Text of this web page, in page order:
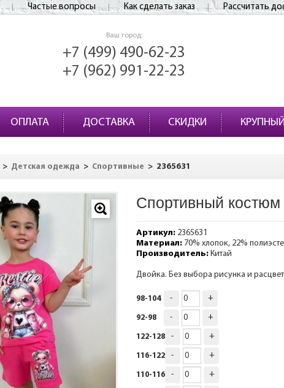
Частые вопросы Как сделать заказ Рассчитать
Ваш город:
+7 (499) 490-62-23
+7 (962) 991-22-23
ОПЛАТА ДОСТАВКА СКИДКИ
> Детская одежда > Спортивные > 2365631
Спортивный костюм
Артикул:2365631
Материал:70% хлопок, 22%
Производитель:Китай
Двойка. Без выбора рисунка и
98-104 - +
92-98 - +
122-128 - +
116-122 - +
110-116 - +